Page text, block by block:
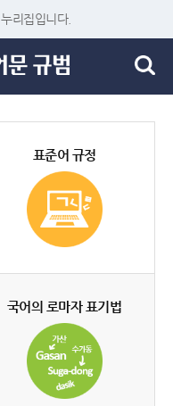
리집입니다.
표준어 규정
국어의 로마자 표기법